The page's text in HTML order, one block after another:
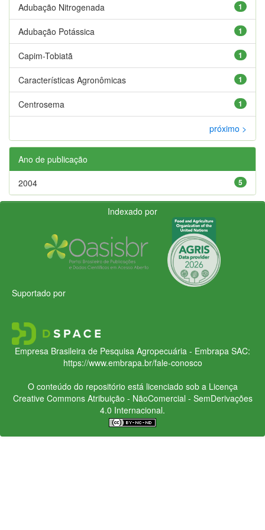
1
Adubação Nitrogenada
1
Adubação Potássica
1
Capim-Tobiatã
1
Características Agronômicas
1
Centrosema
próximo >
Ano de publicação
5
2004
Indexado por
Suportado por
Empresa Brasileira de Pesquisa Agropecuária - Embrapa SAC:
https://www.embrapa.br/fale-conosco
O conteúdo do repositório está licenciado sob a Licença
Creative CommonsAtribuição - NãoComercial - SemDerivações
4.0 Internacional.